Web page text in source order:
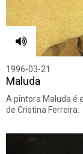
1996-03-21
Maluda
A pintora Maluda é
de Cristina Ferreira.